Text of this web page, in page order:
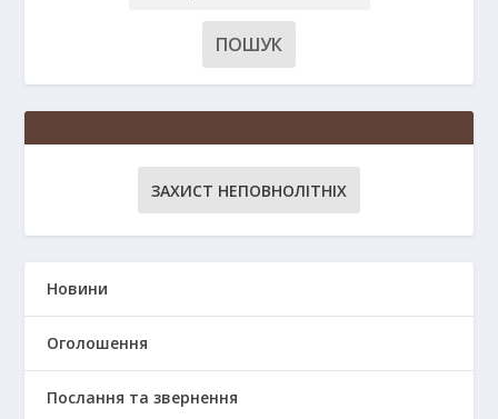
ЗАХИСТ НЕПОВНОЛІТНІХ
Новини
Оголошення
Послання та звернення